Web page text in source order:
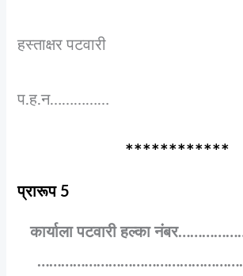
हस्ताक्षर पटवारी
प.ह.न……………
************
प्रारूप 5
कार्याला पटवारी हल्का